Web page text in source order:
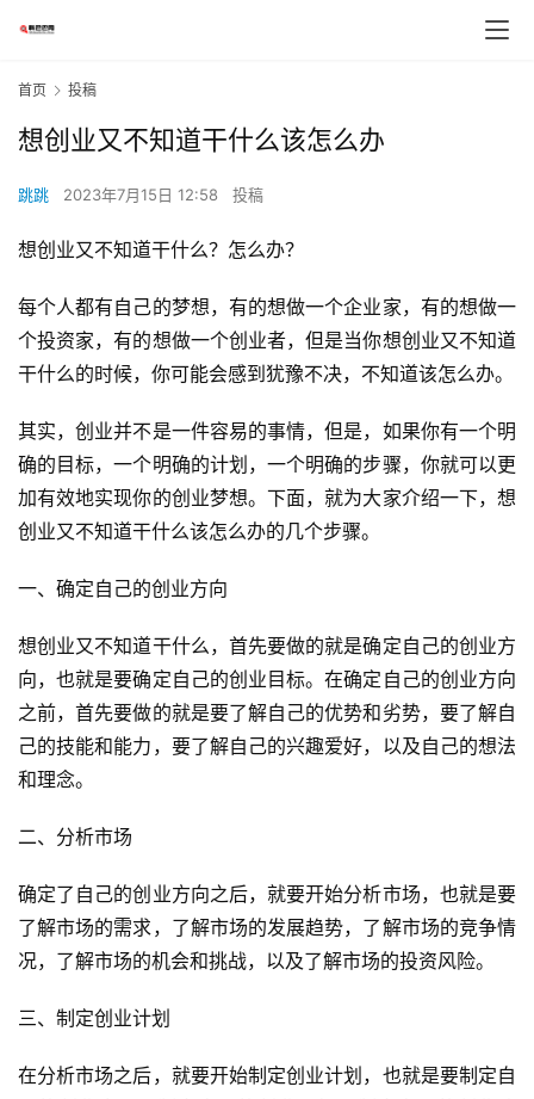
首页 投稿
想创业又不知道干什么该怎么办
跳跳 2023年7月15日 12:58 投稿
想创业又不知道干什么？怎么办？
每个人都有自己的梦想，有的想做一个企业家，有的想做一
个投资家，有的想做一个创业者，但是当你想创业又不知道
干什么的时候，你可能会感到犹豫不决，不知道该怎么办。
其实，创业并不是一件容易的事情，但是，如果你有一个明
确的目标，一个明确的计划，一个明确的步骤，你就可以更
加有效地实现你的创业梦想。下面，就为大家介绍一下，想
创业又不知道干什么该怎么办的几个步骤。
一、确定自己的创业方向
想创业又不知道干什么，首先要做的就是确定自己的创业方
向，也就是要确定自己的创业目标。在确定自己的创业方向
之前，首先要做的就是要了解自己的优势和劣势，要了解自
己的技能和能力，要了解自己的兴趣爱好，以及自己的想法
和理念。
二、分析市场
确定了自己的创业方向之后，就要开始分析市场，也就是要
了解市场的需求，了解市场的发展趋势，了解市场的竞争情
况，了解市场的机会和挑战，以及了解市场的投资风险。
三、制定创业计划
在分析市场之后，就要开始制定创业计划，也就是要制定自